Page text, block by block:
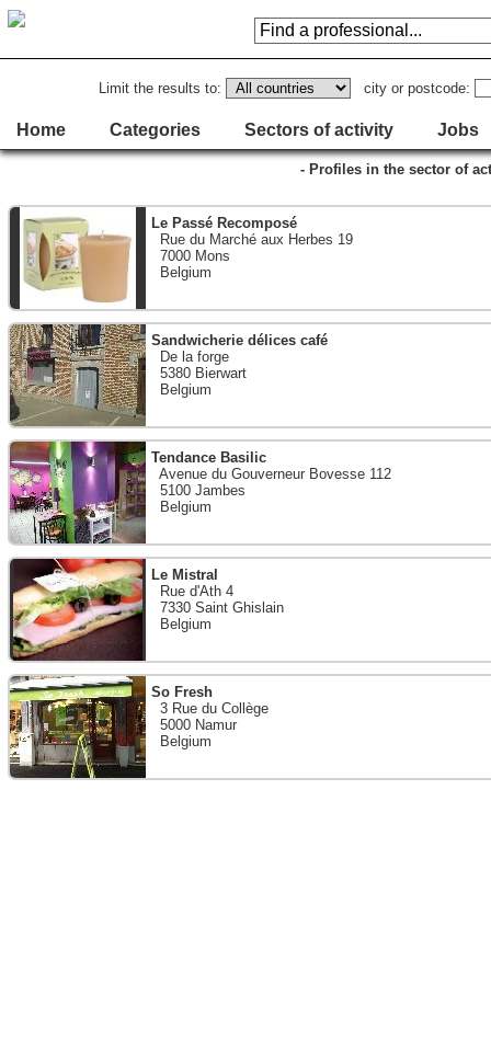
Limit the results to: city or postcode:
Home Categories Sectors of activity Jobs
- Profiles in the sector of
Le Passé Recomposé
Rue du Marché aux Herbes 19
7000 Mons
Belgium
Sandwicherie délices café
De la forge
5380 Bierwart
Belgium
Tendance Basilic
Avenue du Gouverneur Bovesse 112
5100 Jambes
Belgium
Le Mistral
Rue d'Ath 4
7330 Saint Ghislain
Belgium
So Fresh
3 Rue du Collège
5000 Namur
Belgium